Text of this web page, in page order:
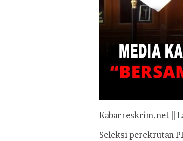
Kabarreskrim.net ||
Seleksi perekrutan